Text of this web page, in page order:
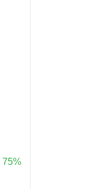
75%